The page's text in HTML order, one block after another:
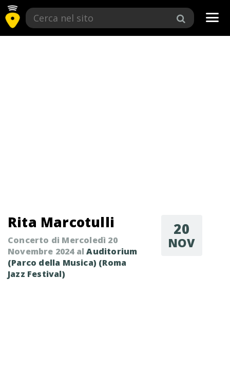
Rita Marcotulli
Concerto di Mercoledì 20
Novembre 2024 alAuditorium
(Parco della Musica) (Roma
Jazz Festival)
20
NOV